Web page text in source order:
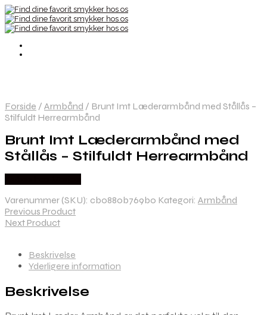
Forside / Armbånd / Brunt Imt Læderarmbånd med Stållås –
Stilfuldt Herrearmbånd
Brunt Imt Læderarmbånd med
Stållås – Stilfuldt Herrearmbånd
Varenummer (SKU): cb0880b769b0 Kategori: Armbånd
Previous Product
Next Product
Beskrivelse
Yderligere information
Beskrivelse